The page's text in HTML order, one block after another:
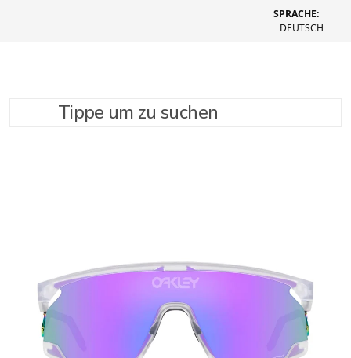
SPRACHE:
DEUTSCH
Tippe um zu suchen